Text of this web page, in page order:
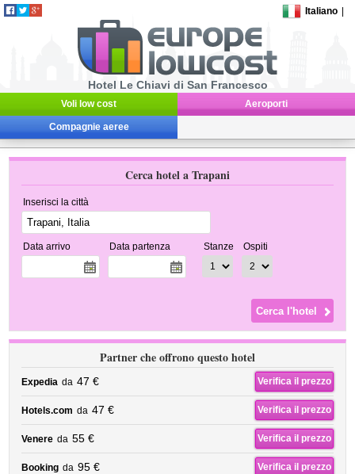
Italiano
Hotel Le Chiavi di San Francesco
Voli low cost Aeroporti
Compagnie aeree
Cerca hotel a Trapani
Inserisci la città
Data arrivo Data partenza Stanze Ospiti
Partner che offrono questo hotel
Expedia da 47 € Verifica il prezzo
Hotels.com da 47 € Verifica il prezzo
Venere da 55 € Verifica il prezzo
Booking da 95 € Verifica il prezzo